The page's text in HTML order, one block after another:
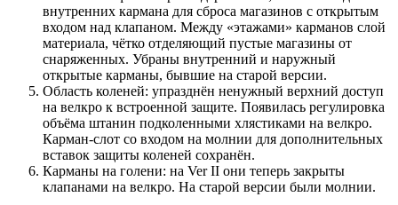
внутренних кармана для сброса магазинов с открытым
входом над клапаном. Между «этажами» карманов слой
материала, чётко отделяющий пустые магазины от
снаряженных. Убраны внутренний и наружный
открытые карманы, бывшие на старой версии.
Область коленей: упразднён ненужный верхний доступ
на велкро к встроенной защите. Появилась регулировка
объёма штанин подколенными хлястиками на велкро.
Карман-слот со входом на молнии для дополнительных
вставок защиты коленей сохранён.
Карманы на голени: на Ver II они теперь закрыты
клапанами на велкро. На старой версии были молнии.